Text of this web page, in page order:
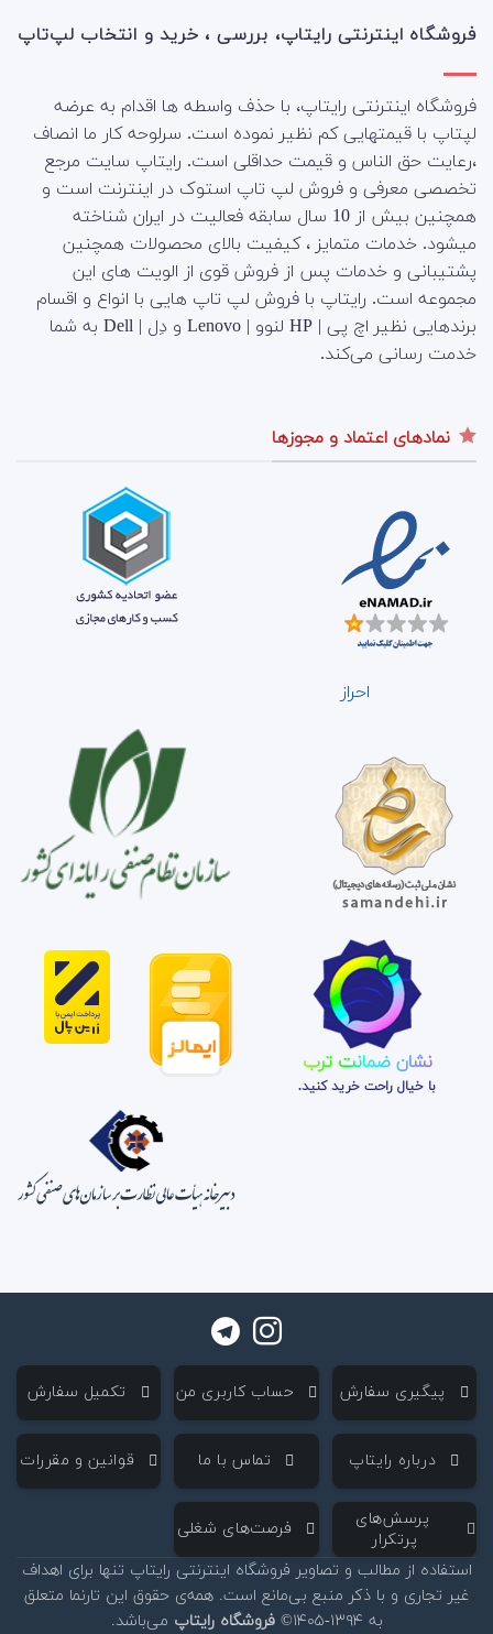
فروشگاه اینترنتی رایتاپ، بررسی ، خرید و انتخاب لپ‌تاپ
فروشگاه اینترنتی رایتاپ، با حذف واسطه ها اقدام به عرضه
لپتاپ با قیمتهایی کم نظیر نموده است. سرلوحه کار ما انصاف
،رعایت حق الناس و قیمت حداقلی است. رایتاپ سایت مرجع
تخصصی معرفی و فروش لپ تاپ استوک در اینترنت است و
همچنین بیش از 10 سال سابقه فعالیت در ایران شناخته
میشود. خدمات متمایز ، کیفیت بالای محصولات همچنین
پشتیبانی و خدمات پس از فروش قوی از الویت های این
مجموعه است. رایتاپ با فروش لپ تاپ هایی با انواع و اقسام
برندهایی نظیر اچ پی | HP لنوو | Lenovo و دِل | Dell به شما
خدمت رسانی می‌کند.
نمادهای اعتماد و مجوزها
احراز
نشان ضمانت ترب
با خیال راحت خرید کنید.
‌ پیگیری سفارش ‌ حساب کاربری من ‌ تکمیل سفارش
‌ درباره رایتاپ ‌ تماس با ما ‌ قوانین و مقررات
‌ پرسش‌های
پرتکرار
‌ فرصت‌های شغلی
استفاده از مطالب و تصاویر فروشگاه اینترنتی رایتاپ تنها برای اهداف
غیر تجاری و با ذکر منبع بی‌مانع است. همه‌ی حقوق این تارنما متعلق
به ۱۳۹۴-۱۴۰۵©
فروشگاه رایتاپ می‌باشد.